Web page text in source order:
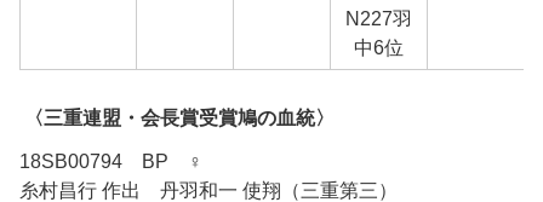
N227羽
中6位
〈三重連盟・会長賞受賞鳩の血統〉
18SB00794 BP ♀
糸村昌行 作出 丹羽和一 使翔（三重第三）